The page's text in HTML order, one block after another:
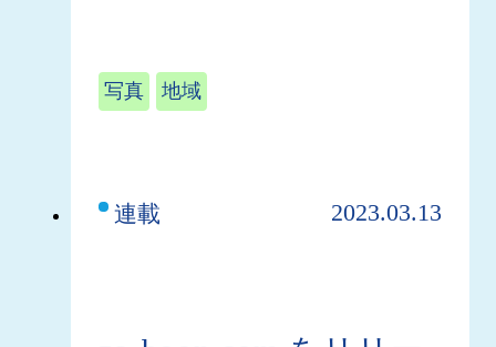
写真 地域
連載 2023.03.13